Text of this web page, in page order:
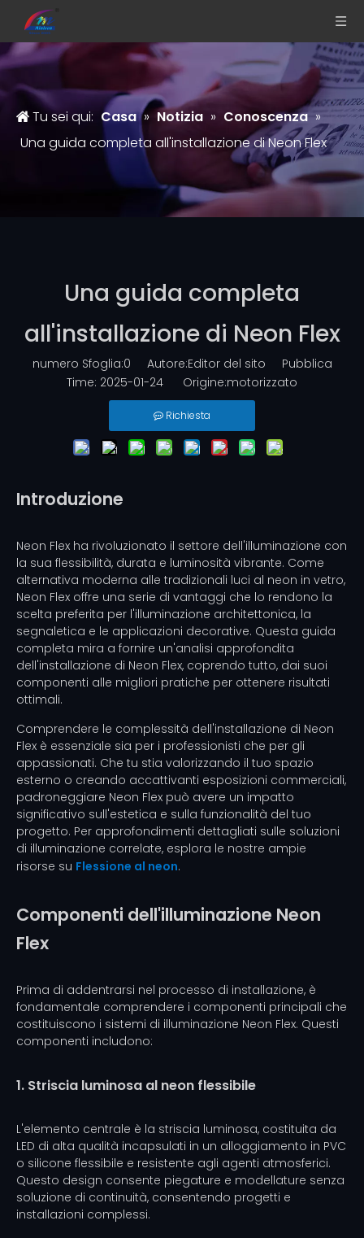
Tu sei qui: Casa » Notizia » Conoscenza »
Una guida completa all'installazione di Neon Flex
Una guida completa
all'installazione di Neon Flex
numero Sfoglia:0 Autore:Editor del sito Pubblica
Time: 2025-01-24 Origine:motorizzato
Richiesta
Introduzione
Neon Flex ha rivoluzionato il settore dell'illuminazione con
la sua flessibilità, durata e luminosità vibrante. Come
alternativa moderna alle tradizionali luci al neon in vetro,
Neon Flex offre una serie di vantaggi che lo rendono la
scelta preferita per l'illuminazione architettonica, la
segnaletica e le applicazioni decorative. Questa guida
completa mira a fornire un'analisi approfondita
dell'installazione di Neon Flex, coprendo tutto, dai suoi
componenti alle migliori pratiche per ottenere risultati
ottimali.
Comprendere le complessità dell'installazione di Neon
Flex è essenziale sia per i professionisti che per gli
appassionati. Che tu stia valorizzando il tuo spazio
esterno o creando accattivanti esposizioni commerciali,
padroneggiare Neon Flex può avere un impatto
significativo sull'estetica e sulla funzionalità del tuo
progetto. Per approfondimenti dettagliati sulle soluzioni
di illuminazione correlate, esplora le nostre ampie
risorse su Flessione al neon.
Componenti dell'illuminazione Neon
Flex
Prima di addentrarsi nel processo di installazione, è
fondamentale comprendere i componenti principali che
costituiscono i sistemi di illuminazione Neon Flex. Questi
componenti includono:
1. Striscia luminosa al neon flessibile
L'elemento centrale è la striscia luminosa, costituita da
LED di alta qualità incapsulati in un alloggiamento in PVC
o silicone flessibile e resistente agli agenti atmosferici.
Questo design consente piegature e modellature senza
soluzione di continuità, consentendo progetti e
installazioni complessi.